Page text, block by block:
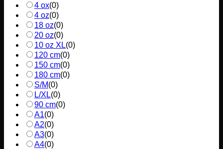
4 ox(0)
4 oz(0)
18 oz(0)
20 oz(0)
10 oz XL(0)
120 cm(0)
150 cm(0)
180 cm(0)
S/M(0)
L/XL(0)
90 cm(0)
A1(0)
A2(0)
A3(0)
A4(0)